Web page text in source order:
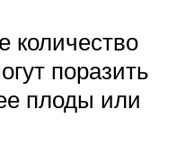
количество
поразить
плоды или